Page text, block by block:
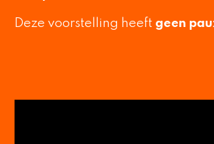
Deze voorstelling heeft geen